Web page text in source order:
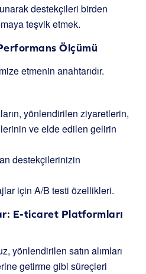
destekçileri birden
teşvik etmek.
Ölçümü
etmenin anahtarıdır.
yönlendirilen ziyaretlerin,
ve elde edilen gelirin
destekçilerinizin
için A/B testi özellikleri.
E-ticaret Platformları
yönlendirilen satın alımları
getirme gibi süreçleri